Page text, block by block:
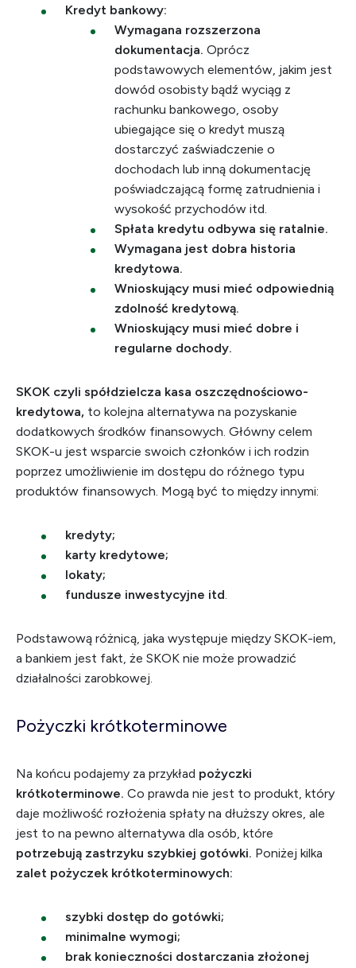
Kredyt bankowy:
Wymagana rozszerzona
dokumentacja. Oprócz
podstawowych elementów, jakim jest
dowód osobisty bądź wyciąg z
rachunku bankowego, osoby
ubiegające się o kredyt muszą
dostarczyć zaświadczenie o
dochodach lub inną dokumentację
poświadczającą formę zatrudnienia i
wysokość przychodów itd.
Spłata kredytu odbywa się ratalnie.
Wymagana jest dobra historia
kredytowa.
Wnioskujący musi mieć odpowiednią
zdolność kredytową.
Wnioskujący musi mieć dobre i
regularne dochody.
SKOK czyli spółdzielcza kasa oszczędnościowo-
kredytowa, to kolejna alternatywa na pozyskanie
dodatkowych środków finansowych. Główny celem
SKOK-u jest wsparcie swoich członków i ich rodzin
poprzez umożliwienie im dostępu do różnego typu
produktów finansowych. Mogą być to między innymi:
kredyty;
karty kredytowe;
lokaty;
fundusze inwestycyjne itd.
Podstawową różnicą, jaka występuje między SKOK-iem,
a bankiem jest fakt, że SKOK nie może prowadzić
działalności zarobkowej.
Pożyczki krótkoterminowe
Na końcu podajemy za przykład pożyczki
krótkoterminowe. Co prawda nie jest to produkt, który
daje możliwość rozłożenia spłaty na dłuższy okres, ale
jest to na pewno alternatywa dla osób, które
potrzebują zastrzyku szybkiej gotówki. Poniżej kilka
zalet pożyczek krótkoterminowych:
szybki dostęp do gotówki;
minimalne wymogi;
brak konieczności dostarczania złożonej